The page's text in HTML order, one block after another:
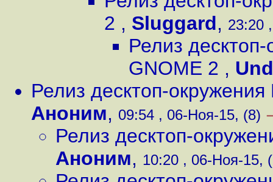
2 , Sluggard, 23:20
Релиз
GNOME 2 ,
Релиз десктоп-
Аноним, 09:54 , 06-Ноя-15, (8)
Релиз десктоп-
Аноним, 10:20 , 06-Ноя-15,